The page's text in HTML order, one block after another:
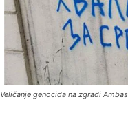
Veličanje genocida na zgradi